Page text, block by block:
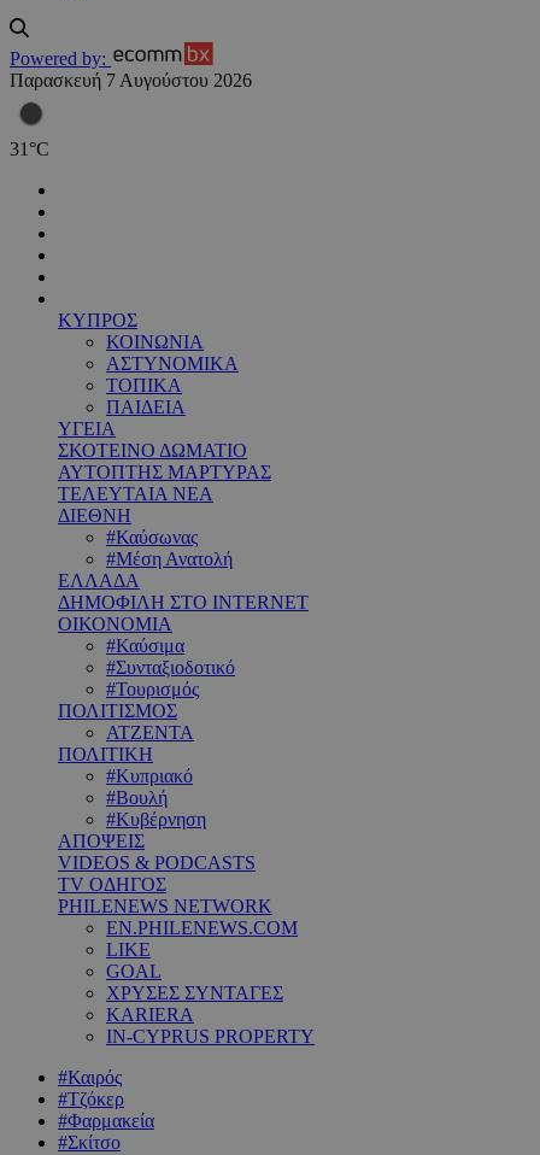
Powered by:
Παρασκευή 7 Αυγούστου 2026
31 °C
ΚΥΠΡΟΣ
ΚΟΙΝΩΝΙΑ
ΑΣΤΥΝΟΜΙΚΑ
ΤΟΠΙΚΑ
ΠΑΙΔΕΙΑ
ΥΓΕΙΑ
ΣΚΟΤΕΙΝΟ ΔΩΜΑΤΙΟ
ΑΥΤΟΠΤΗΣ ΜΑΡΤΥΡΑΣ
ΤΕΛΕΥΤΑΙΑ ΝΕΑ
ΔΙΕΘΝΗ
#Καύσωνας
#Μέση Ανατολή
ΕΛΛΑΔΑ
ΔΗΜΟΦΙΛΗ ΣΤΟ INTERNET
ΟΙΚΟΝΟΜΙΑ
#Καύσιμα
#Συνταξιοδοτικό
#Τουρισμός
ΠΟΛΙΤΙΣΜΟΣ
ΑΤΖΕΝΤΑ
ΠΟΛΙΤΙΚΗ
#Κυπριακό
#Βουλή
#Κυβέρνηση
ΑΠΟΨΕΙΣ
VIDEOS & PODCASTS
TV ΟΔΗΓΟΣ
PHILENEWS NETWORK
EN.PHILENEWS.COM
LIKE
GOAL
ΧΡΥΣΕΣ ΣΥΝΤΑΓΕΣ
KARIERA
IN-CYPRUS PROPERTY
#Καιρός
#Τζόκερ
#Φαρμακεία
#Σκίτσο